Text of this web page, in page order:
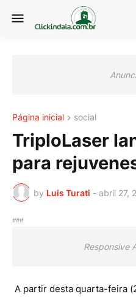
Página inicial social
TriploLaser
para
by Luis Turati - abril 27,
###
Responsive
A partir desta quarta-feira